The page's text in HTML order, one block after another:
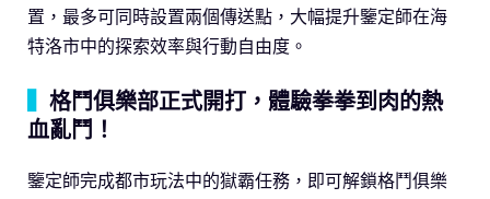
置，最多可同時設置兩個傳送點，大幅提升鑒定師在海
特洛市中的探索效率與行動自由度。
格鬥俱樂部正式開打，體驗拳拳到肉的熱
血亂鬥！
鑒定師完成都市玩法中的獄霸任務，即可解鎖格鬥俱樂